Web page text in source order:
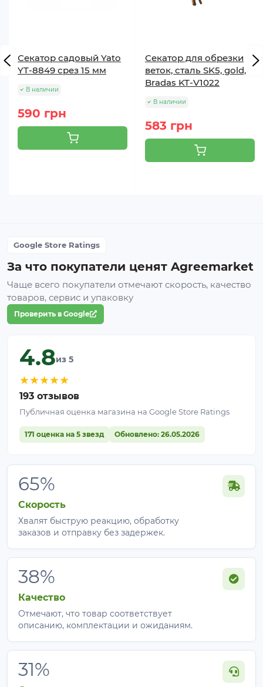
Секатор садовый Yato
YT-8849 срез 15 мм
В наличии
590 грн
Секатор для обрезки
веток, сталь SK5, gold,
Bradas KT-V1022
В наличии
583 грн
Google Store Ratings
За что покупатели ценят Agreemarket
Чаще всего покупатели отмечают скорость, качество
товаров, сервис и упаковку
Проверить в Google
4.8из 5
★★★★★
193 отзывов
Публичная оценка магазина на Google Store Ratings
171 оценка на 5 звезд Обновлено: 26.05.2026
65%
Скорость
Хвалят быструю реакцию, обработку
заказов и отправку без задержек.
38%
Качество
Отмечают, что товар соответствует
описанию, комплектации и ожиданиям.
31%